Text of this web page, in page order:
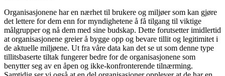
Organisasjonene har en nærhet til brukere og miljøer som kan gjøre
det lettere for dem enn for myndighetene å få tilgang til viktige
målgrupper og nå dem med sine budskap. Dette forutsetter imidlertid
at organisasjonene greier å bygge opp og bevare tillit og legitimitet i
de aktuelle miljøene. Ut fra våre data kan det se ut som denne type
tillitsbaserte tiltak fungerer bedre for de organisasjonene som
benytter seg av en åpen og ikke-konfronterende tilnærming.